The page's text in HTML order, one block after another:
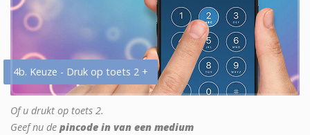
4b. Keuze - Druk op toets 2 +
Of u drukt op toets 2.
Geef nu de pincode in van een medium